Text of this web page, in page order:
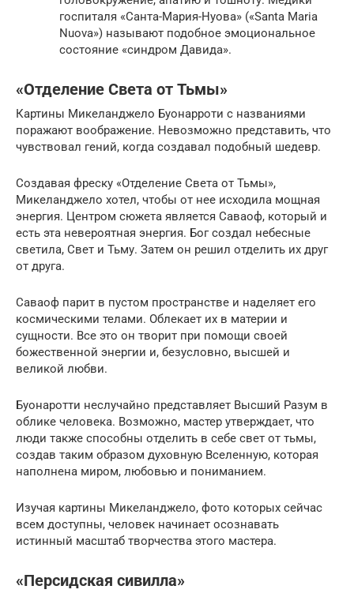
госпиталя «Санта-Мария-Нуова» («Santa Maria
Nuova») называют подобное эмоциональное
состояние «синдром Давида».
«Отделение Света от Тьмы»
Картины Микеланджело Буонарроти с названиями
поражают воображение. Невозможно представить, что
чувствовал гений, когда создавал подобный шедевр.
Создавая фреску «Отделение Света от Тьмы»,
Микеланджело хотел, чтобы от нее исходила мощная
энергия. Центром сюжета является Саваоф, который и
есть эта невероятная энергия. Бог создал небесные
светила, Свет и Тьму. Затем он решил отделить их друг
от друга.
Саваоф парит в пустом пространстве и наделяет его
космическими телами. Облекает их в материи и
сущности. Все это он творит при помощи своей
божественной энергии и, безусловно, высшей и
великой любви.
Буонаротти неслучайно представляет Высший Разум в
облике человека. Возможно, мастер утверждает, что
люди также способны отделить в себе свет от тьмы,
создав таким образом духовную Вселенную, которая
наполнена миром, любовью и пониманием.
Изучая картины Микеланджело, фото которых сейчас
всем доступны, человек начинает осознавать
истинный масштаб творчества этого мастера.
«Персидская сивилла»